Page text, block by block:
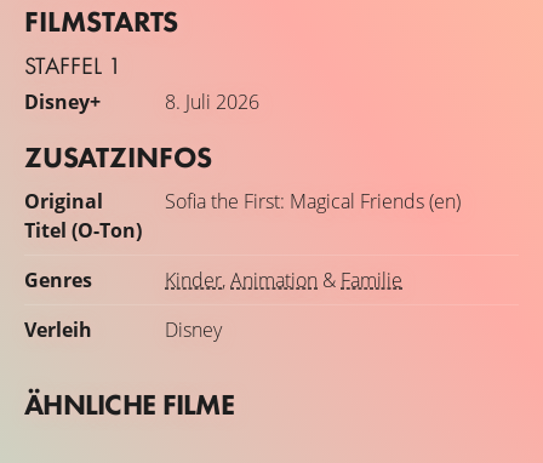
FILMSTARTS
STAFFEL 1
Disney+ 8. Juli 2026
ZUSATZINFOS
Original
Titel (O-Ton)
Sofia the First: Magical Friends (en)
Genres Kinder,Animation & Familie
Verleih
Disney
ÄHNLICHE FILME